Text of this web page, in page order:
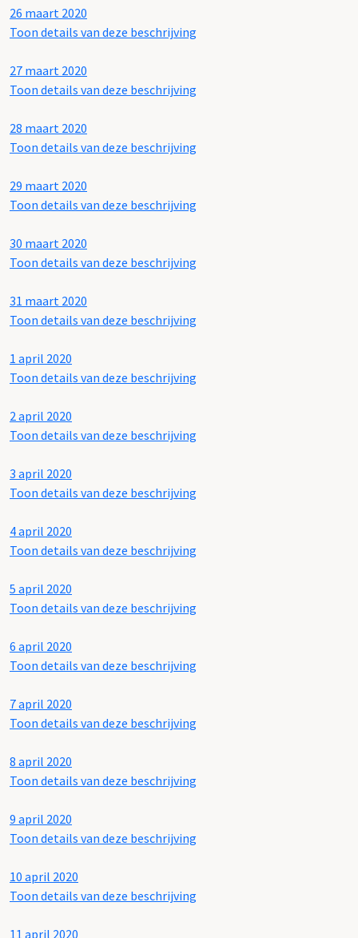
26 maart 2020
Toon details van deze beschrijving
27 maart 2020
Toon details van deze beschrijving
28 maart 2020
Toon details van deze beschrijving
29 maart 2020
Toon details van deze beschrijving
30 maart 2020
Toon details van deze beschrijving
31 maart 2020
Toon details van deze beschrijving
1 april 2020
Toon details van deze beschrijving
2 april 2020
Toon details van deze beschrijving
3 april 2020
Toon details van deze beschrijving
4 april 2020
Toon details van deze beschrijving
5 april 2020
Toon details van deze beschrijving
6 april 2020
Toon details van deze beschrijving
7 april 2020
Toon details van deze beschrijving
8 april 2020
Toon details van deze beschrijving
9 april 2020
Toon details van deze beschrijving
10 april 2020
Toon details van deze beschrijving
11 april 2020